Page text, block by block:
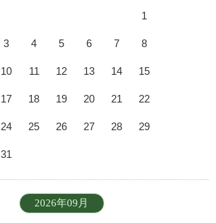
1
3 4 5 6 7 8
10 11 12 13 14 15
17 18 19 20 21 22
24 25 26 27 28 29
31
2026年09月